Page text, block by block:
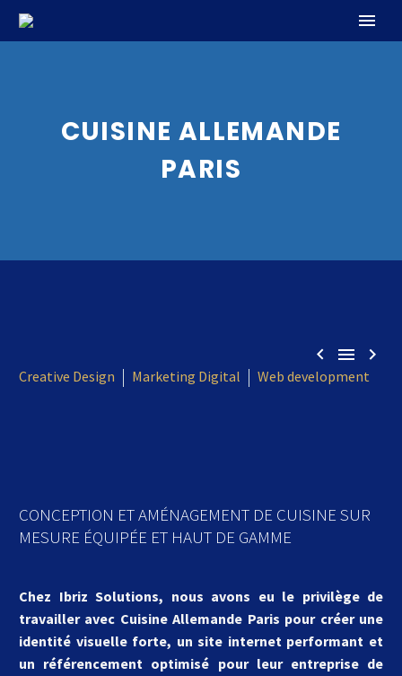
CUISINE ALLEMANDE
PARIS
  
Creative Design Marketing Digital Web development
CONCEPTION ET AMÉNAGEMENT DE CUISINE SUR
MESURE ÉQUIPÉE ET HAUT DE GAMME
Chez Ibriz Solutions, nous avons eu le privilège de
travailler avec Cuisine Allemande Paris pour créer une
identité visuelle forte, un site internet performant et
un référencement optimisé pour leur entreprise de